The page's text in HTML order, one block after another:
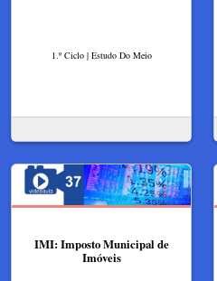
1.º Ciclo | Estudo Do Meio
IMI: Imposto Municipal de
Imóveis